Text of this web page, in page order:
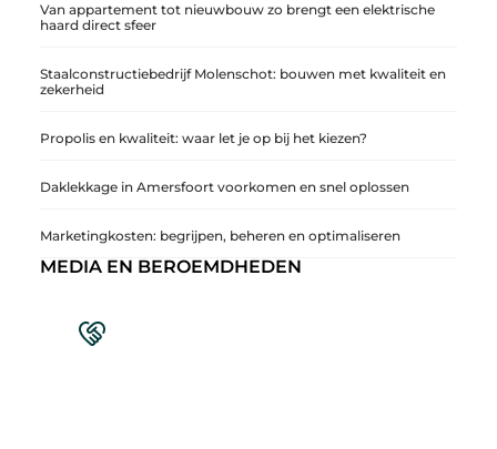
Van appartement tot nieuwbouw zo brengt een elektrische
haard direct sfeer
Staalconstructiebedrijf Molenschot: bouwen met kwaliteit en
zekerheid
Propolis en kwaliteit: waar let je op bij het kiezen?
Daklekkage in Amersfoort voorkomen en snel oplossen
Marketingkosten: begrijpen, beheren en optimaliseren
MEDIA EN BEROEMDHEDEN